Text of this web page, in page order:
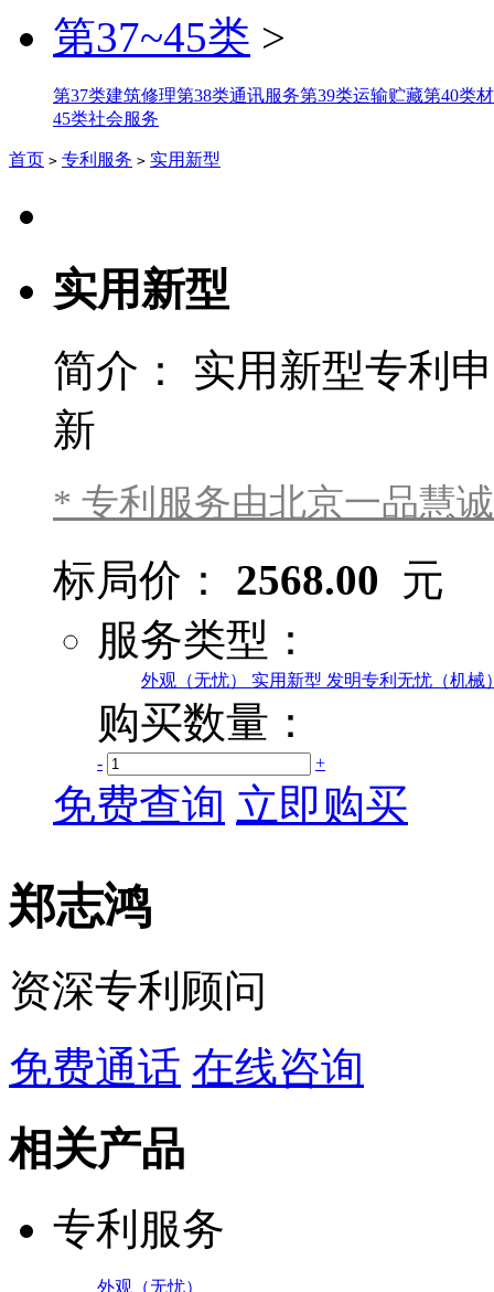
第37~45类 >
第37类建筑修理第38类通讯服务第39类运输贮藏第40类
45类社会服务
首页 > 专利服务 > 实用新型
实用新型
简介：
实用新型专利
新
* 专利服务由北京一品慧
标局价： 2568.00 元
服务类型：
外观（无忧） 实用新型 发明专利无忧（机械
购买数量：
- +
免费查询 立即购买
郑志鸿
资深专利顾问
免费通话 在线咨询
相关产品
专利服务
外观（无忧）